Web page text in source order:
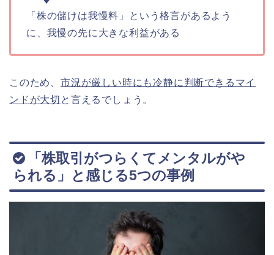
「株の儲けは我慢料」という格言があるよう
に、我慢の先に大きな利益がある
このため、 市況が厳しい時にも冷静に判断できるマイ
ンドが大切 と言えるでしょう。
「株取引がつらくてメンタルがや
られる」と感じる5つの事例